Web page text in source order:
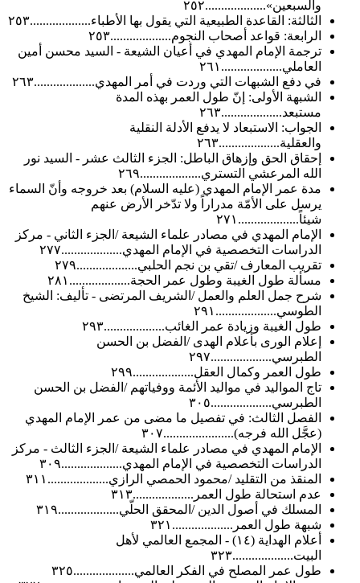
والسبعين»...................٢٥٢
الثالثة: القاعدة الطبيعية التي يقول بها الأطباء...................٢٥٣
الرابعة: قواعد أصحاب النجوم...................٢٥٣
ترجمة الإمام المهدي في أعيان الشيعة - السيد محسن أمين
العاملي...................٢٦١
في دفع الشبهات التي وردت في أمر المهدي...................٢٦٣
الشبهة الأولى: إنّ طول العمر بهذه المدة
مستبعد...................٢٦٣
الجواب: الاستبعاد لا يدفع الأدلة النقلية
والعقلية...................٢٦٣
إحقاق الحق وإزهاق الباطل: الجزء الثالث عشر - السيد نور
الله المرعشي التستري...................٢٦٩
مدة عمر الإمام المهدي (عليه السلام) بعد خروجه وأنّ السماء
يرسل على الأمّة مدراراً ولا تدّخر الأرض عنهم
شيئاً...................٢٧١
الإمام المهدي في مصادر علماء الشيعة /الجزء الثاني - مركز
الدراسات التخصصية في الإمام المهدي...................٢٧٧
تقريب المعارف /تقي بن نجم الحلبي...................٢٧٩
مسألة طول الغيبة وطول عمر الحجة...................٢٨١
شرح جمل العلم والعمل /الشريف المرتضى - تأليف: الشيخ
الطوسي...................٢٩١
طول الغيبة وزيادة عمر الغائب...................٢٩٣
إعلام الورى بأعلام الهدى /الفضل بن الحسن
الطبرسي...................٢٩٧
طول العمر وكمال العقل...................٢٩٩
تاج المواليد في مواليد الأئمة ووفياتهم /الفضل بن الحسن
الطبرسي...................٣٠٥
الفصل الثالث: في تفصيل ما مضى من عمر الإمام المهدي
(عجَّل الله فرجه)......................٣٠٧
الإمام المهدي في مصادر علماء الشيعة /الجزء الثالث - مركز
الدراسات التخصصية في الإمام المهدي...................٣٠٩
المنقذ من التقليد /محمود الحمصي الرازي...................٣١١
عدم استحالة طول العمر...................٣١٣
المسلك في أصول الدين /المحقق الحلّي...................٣١٩
شبهة طول العمر...................٣٢١
أعلام الهداية (١٤) - المجمع العالمي لأهل
البيت...................٣٢٣
طول عمر المصلح في الفكر العالمي...................٣٢٥